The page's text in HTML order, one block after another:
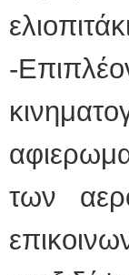
-
των